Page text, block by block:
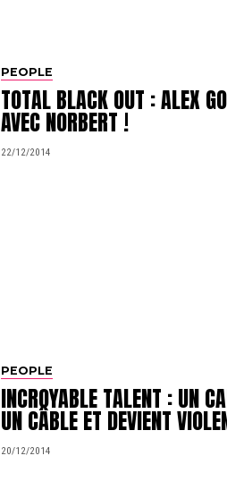
PEOPLE
TOTAL BLACK OUT : ALEX
AVEC NORBERT !
22/12/2014
PEOPLE
INCROYABLE TALENT : UN
UN CÂBLE ET DEVIENT
20/12/2014